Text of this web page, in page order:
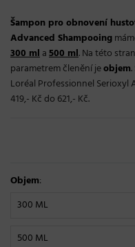
Šampon pro obnovení
Advanced Shampooing
300 mla500 ml. Na této
parametrem členění jeobjem
Loréal Professionnel
419,- Kč do 621,- Kč.
Objem:
300 ML
500 ML